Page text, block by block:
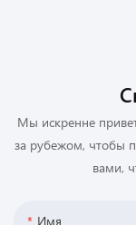
Мы искренне
за рубежом, чтобы
вами,
Имя